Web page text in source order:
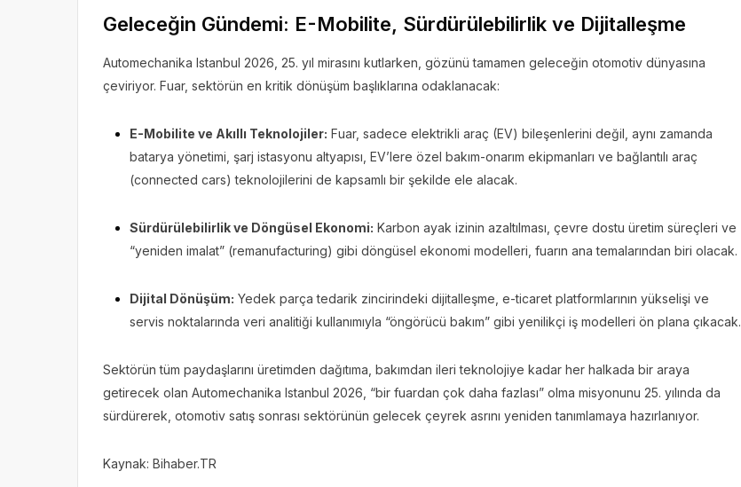
Geleceğin Gündemi: E-Mobilite, Sürdürülebilirlik ve Dijitalleşme
Automechanika Istanbul 2026, 25. yıl mirasını kutlarken, gözünü tamamen geleceğin otomotiv dünyasına
çeviriyor. Fuar, sektörün en kritik dönüşüm başlıklarına odaklanacak:
E-Mobilite ve Akıllı Teknolojiler: Fuar, sadece elektrikli araç (EV) bileşenlerini değil, aynı zamanda
batarya yönetimi, şarj istasyonu altyapısı, EV’lere özel bakım-onarım ekipmanları ve bağlantılı araç
(connected cars) teknolojilerini de kapsamlı bir şekilde ele alacak.
Sürdürülebilirlik ve Döngüsel Ekonomi: Karbon ayak izinin azaltılması, çevre dostu üretim süreçleri ve
“yeniden imalat” (remanufacturing) gibi döngüsel ekonomi modelleri, fuarın ana temalarından biri olacak.
Dijital Dönüşüm: Yedek parça tedarik zincirindeki dijitalleşme, e-ticaret platformlarının yükselişi ve
servis noktalarında veri analitiği kullanımıyla “öngörücü bakım” gibi yenilikçi iş modelleri ön plana çıkacak.
Sektörün tüm paydaşlarını üretimden dağıtıma, bakımdan ileri teknolojiye kadar her halkada bir araya
getirecek olan Automechanika Istanbul 2026, “bir fuardan çok daha fazlası” olma misyonunu 25. yılında da
sürdürerek, otomotiv satış sonrası sektörünün gelecek çeyrek asrını yeniden tanımlamaya hazırlanıyor.
Kaynak: Bihaber.TR